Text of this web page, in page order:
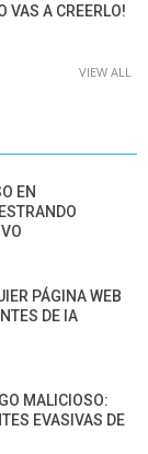
VAS A CREERLO!
VIEW ALL
EN
PÁGINA WEB
DE IA
MALICIOSO:
EVASIVAS DE